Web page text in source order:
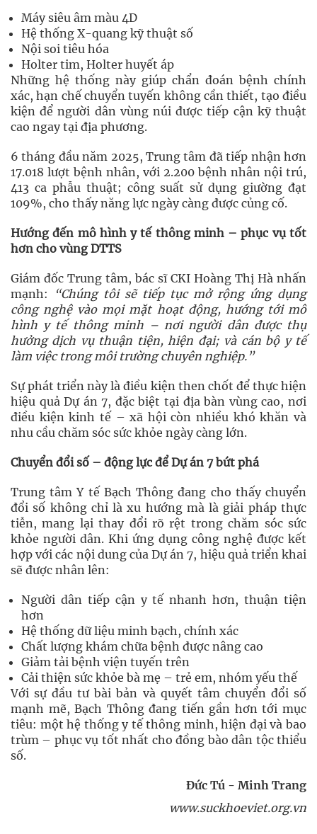
Máy siêu âm màu 4D
Hệ thống X-quang kỹ thuật số
Nội soi tiêu hóa
Holter tim, Holter huyết áp
Những hệ thống này giúp chẩn đoán bệnh chính
xác, hạn chế chuyển tuyến không cần thiết, tạo điều
kiện để người dân vùng núi được tiếp cận kỹ thuật
cao ngay tại địa phương.
6 tháng đầu năm 2025, Trung tâm đã tiếp nhận hơn
17.018 lượt bệnh nhân, với 2.200 bệnh nhân nội trú,
413 ca phẫu thuật; công suất sử dụng giường đạt
109%, cho thấy năng lực ngày càng được củng cố.
Hướng đến mô hình y tế thông minh – phục vụ tốt
hơn cho vùng DTTS
Giám đốc Trung tâm, bác sĩ CKI Hoàng Thị Hà nhấn
mạnh:
“Chúng tôi sẽ tiếp tục mở rộng ứng dụng
công nghệ vào mọi mặt hoạt động, hướng tới mô
hình y tế thông minh – nơi người dân được thụ
hưởng dịch vụ thuận tiện, hiện đại; và cán bộ y tế
làm việc trong môi trường chuyên nghiệp.”
Sự phát triển này là điều kiện then chốt để thực hiện
hiệu quả Dự án 7, đặc biệt tại địa bàn vùng cao, nơi
điều kiện kinh tế – xã hội còn nhiều khó khăn và
nhu cầu chăm sóc sức khỏe ngày càng lớn.
Chuyển đổi số – động lực để Dự án 7 bứt phá
Trung tâm Y tế Bạch Thông đang cho thấy chuyển
đổi số không chỉ là xu hướng mà là giải pháp thực
tiễn, mang lại thay đổi rõ rệt trong chăm sóc sức
khỏe người dân. Khi ứng dụng công nghệ được kết
hợp với các nội dung của Dự án 7, hiệu quả triển khai
sẽ được nhân lên:
Người dân tiếp cận y tế nhanh hơn, thuận tiện
hơn
Hệ thống dữ liệu minh bạch, chính xác
Chất lượng khám chữa bệnh được nâng cao
Giảm tải bệnh viện tuyến trên
Cải thiện sức khỏe bà mẹ – trẻ em, nhóm yếu thế
Với sự đầu tư bài bản và quyết tâm chuyển đổi số
mạnh mẽ, Bạch Thông đang tiến gần hơn tới mục
tiêu: một hệ thống y tế thông minh, hiện đại và bao
trùm – phục vụ tốt nhất cho đồng bào dân tộc thiểu
số.
Đức Tú - Minh Trang
www.suckhoeviet.org.vn